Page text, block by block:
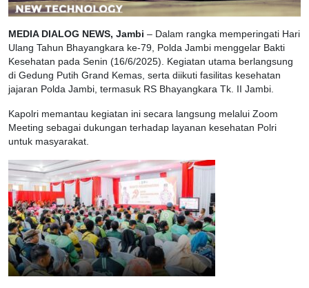
MEDIA DIALOG NEWS, Jambi – Dalam rangka memperingati Hari
Ulang Tahun Bhayangkara ke-79, Polda Jambi menggelar Bakti
Kesehatan pada Senin (16/6/2025). Kegiatan utama berlangsung
di Gedung Putih Grand Kemas, serta diikuti fasilitas kesehatan
jajaran Polda Jambi, termasuk RS Bhayangkara Tk. II Jambi.
Kapolri memantau kegiatan ini secara langsung melalui Zoom
Meeting sebagai dukungan terhadap layanan kesehatan Polri
untuk masyarakat.